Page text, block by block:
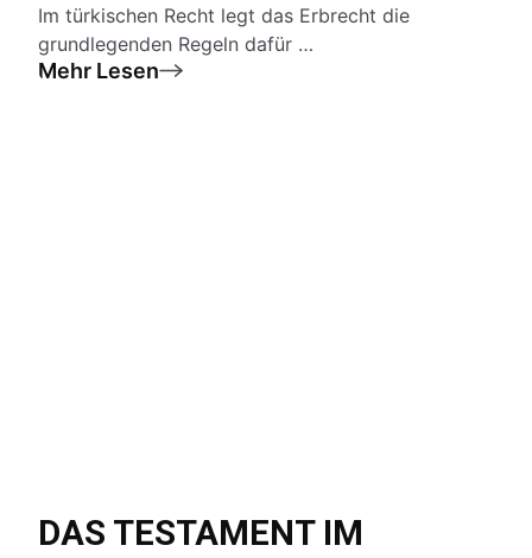
Im türkischen Recht legt das Erbrecht die
grundlegenden Regeln dafür …
Mehr Lesen
DAS TESTAMENT IM